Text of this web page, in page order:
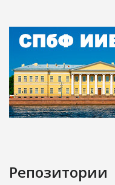
Репозитории